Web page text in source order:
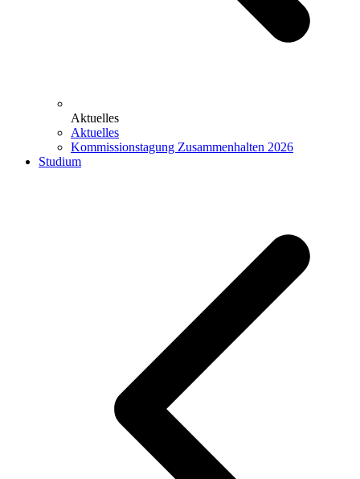
Aktuelles
Aktuelles
Kommissionstagung Zusammenhalten 2026
Studium